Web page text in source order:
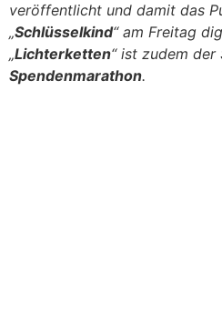
veröffentlicht und damit das
„Schlüsselkind“ am Freitag
„Lichterketten“ ist zudem der
Spendenmarathon.